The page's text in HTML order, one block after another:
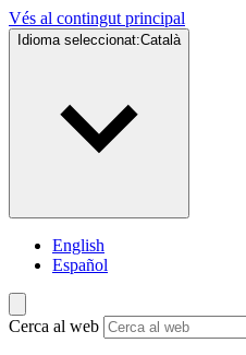
Vés al contingut principal
Idioma seleccionat:Català
English
Español
Cerca al web